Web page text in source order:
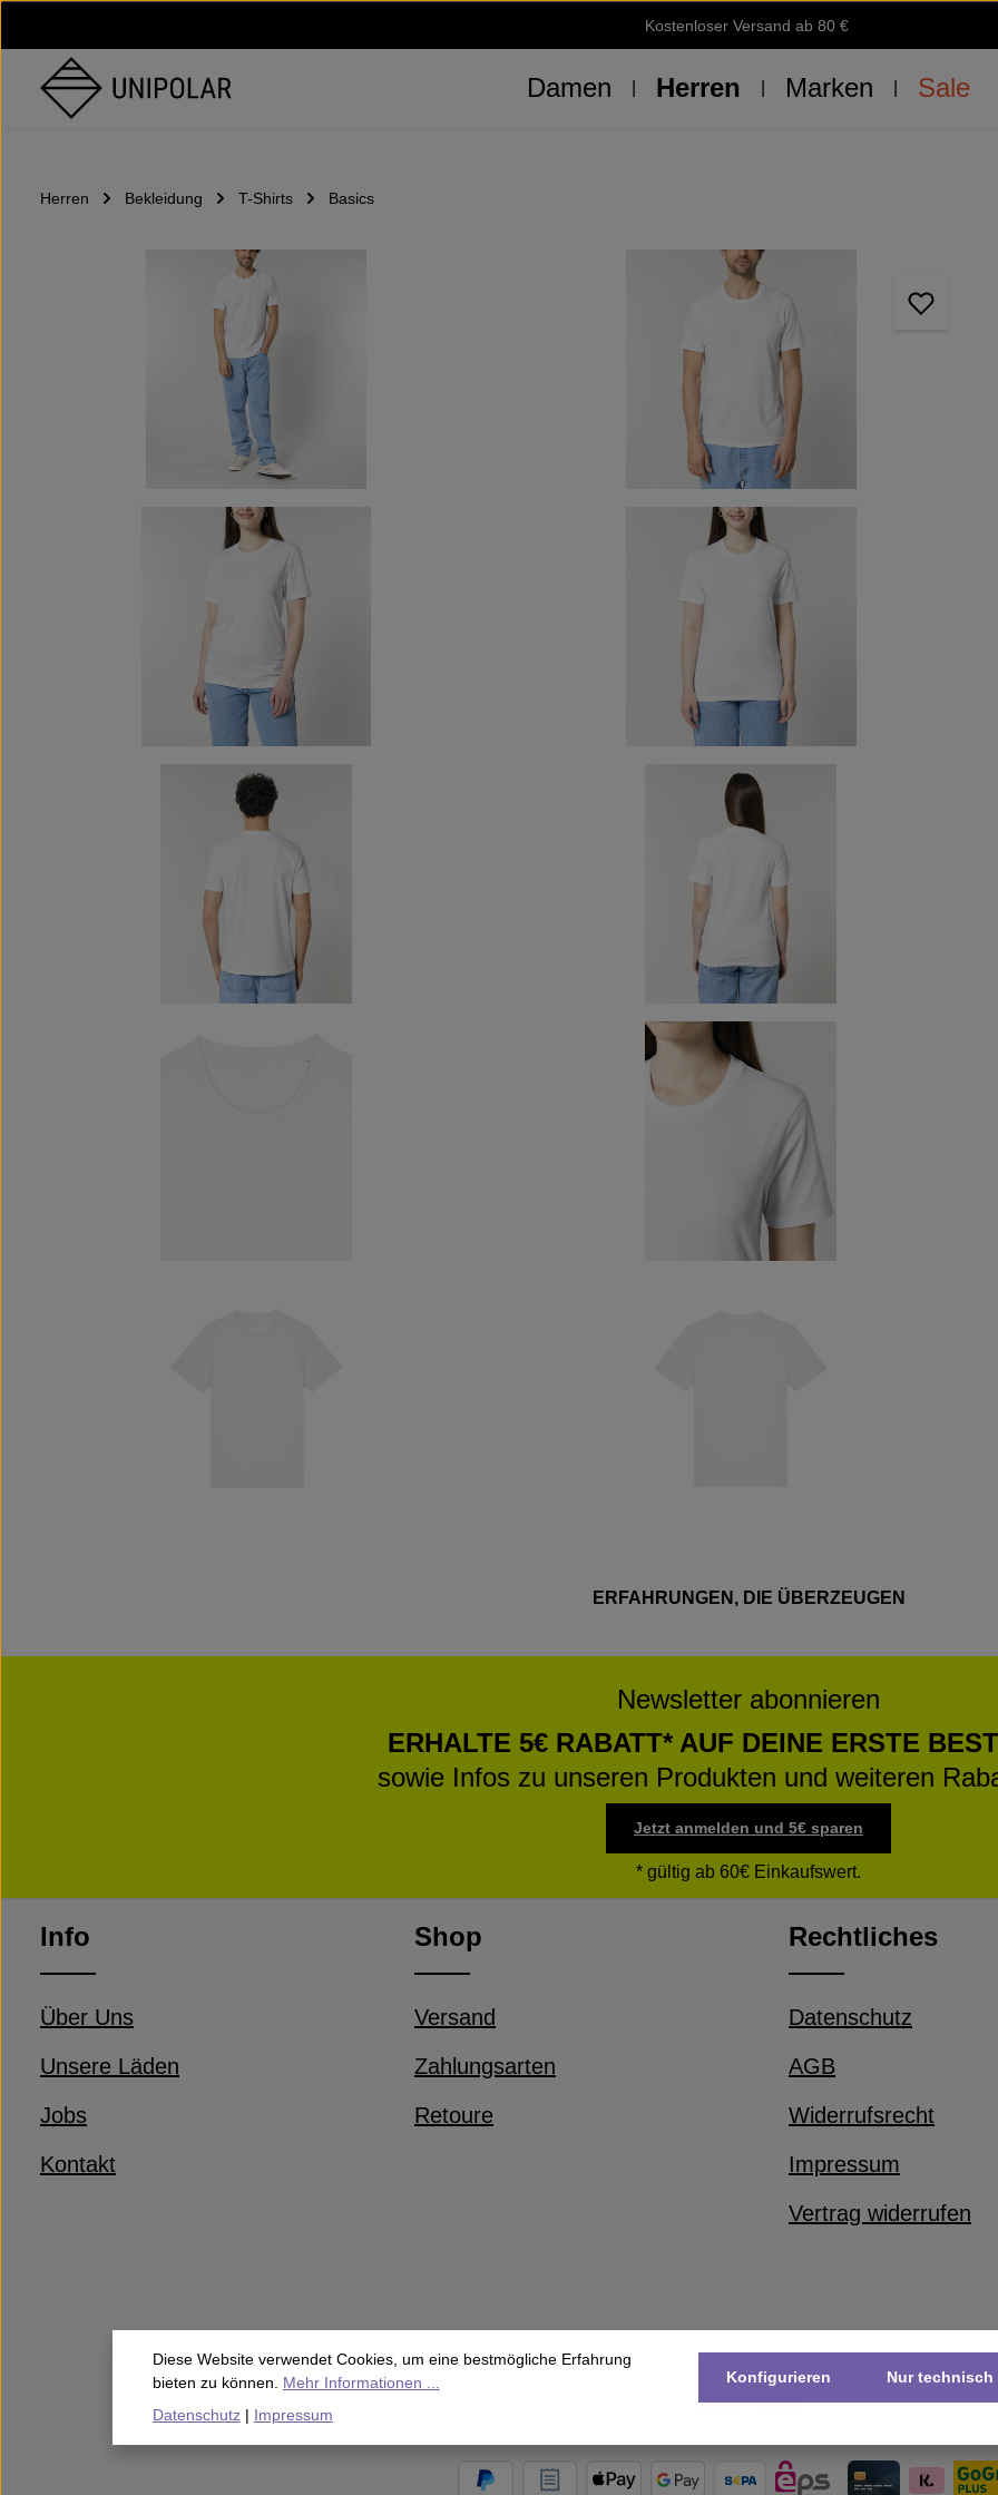
Kostenloser Versand ab 80 €
Damen Herren Marken Sale
Herren Bekleidung T-Shirts Basics
ERFAHRUNGEN, DIE ÜBERZEUGEN
Newsletter abonnieren
ERHALTE 5€ RABATT* AUF DEINE ERSTE
sowie Infos zu unseren Produkten und weiteren
Jetzt anmelden und 5€ sparen
* gültig ab 60€ Einkaufswert.
Info
Über Uns
Unsere Läden
Jobs
Kontakt
Shop
Versand
Zahlungsarten
Retoure
Rechtliches
Datenschutz
AGB
Widerrufsrecht
Impressum
Vertrag widerrufen
Diese Website verwendet Cookies, um eine bestmögliche Erfahrung
bieten zu können. Mehr Informationen ...
Datenschutz| Impressum
Nur
Konfigurieren